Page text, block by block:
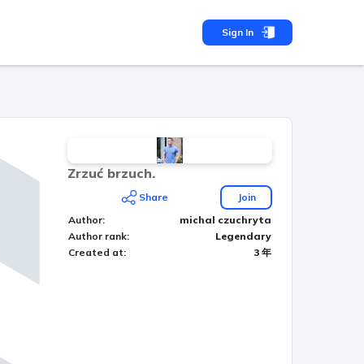
Sign In
Zrzuć brzuch.
Share
Join
Author:
michal czuchryta
Author rank:
Legendary
Created at: 3 年